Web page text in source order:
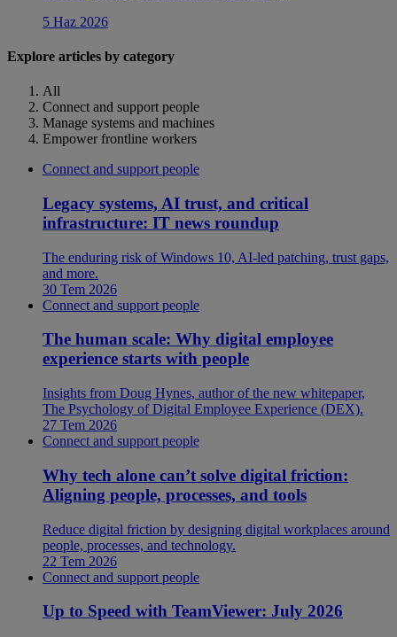
5 Haz 2026
Explore articles by category
All
Connect and support people
Manage systems and machines
Empower frontline workers
Connect and support people
Legacy systems, AI trust, and critical
infrastructure: IT news roundup
The enduring risk of Windows 10, AI-led patching, trust gaps,
and more.
30 Tem 2026
Connect and support people
The human scale: Why digital employee
experience starts with people
Insights from Doug Hynes, author of the new whitepaper,
The Psychology of Digital Employee Experience (DEX).
27 Tem 2026
Connect and support people
Why tech alone can’t solve digital friction:
Aligning people, processes, and tools
Reduce digital friction by designing digital workplaces around
people, processes, and technology.
22 Tem 2026
Connect and support people
Up to Speed with TeamViewer: July 2026